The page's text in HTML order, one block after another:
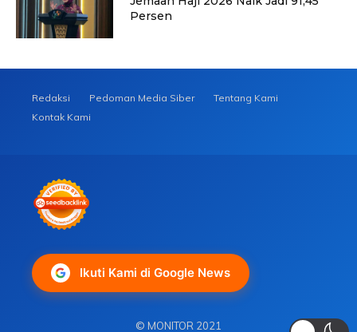
Persen
Redaksi Pedoman Media Siber
Tentang Kami
Kontak Kami
Ikuti Kami di Google News
© MONITOR 2021